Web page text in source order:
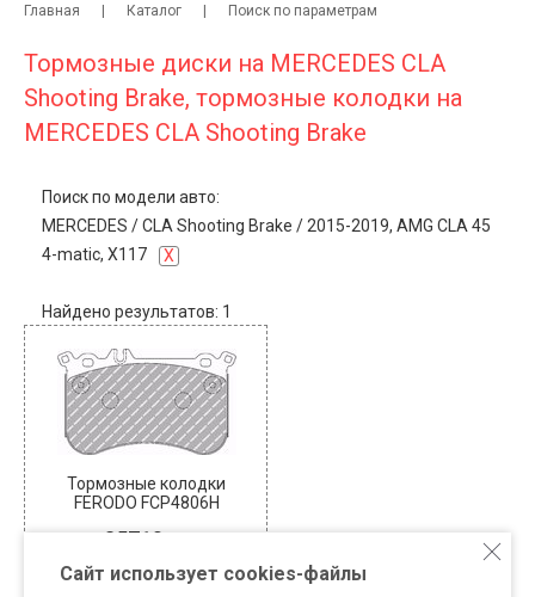
Главная | Каталог | Поиск по параметрам
Тормозные диски на MERCEDES CLA
Shooting Brake, тормозные колодки на
MERCEDES CLA Shooting Brake
Поиск по модели авто:
MERCEDES /CLA Shooting Brake / 2015-2019, AMG CLA 45
4-matic, X117
X
Найдено результатов: 1
Тормозные колодки
FERODO FCP4806H
35710
В наличии: 1
Сайт использует cookies-файлы